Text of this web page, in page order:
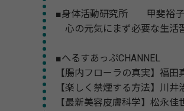
■身体活動研究所 甲斐裕子
心の元気にまず必要な生活
■へるすあっぷCHANNEL
【腸内フローラの真実】福
【楽しく禁煙する方法】川
【最新美容皮膚科学】松永